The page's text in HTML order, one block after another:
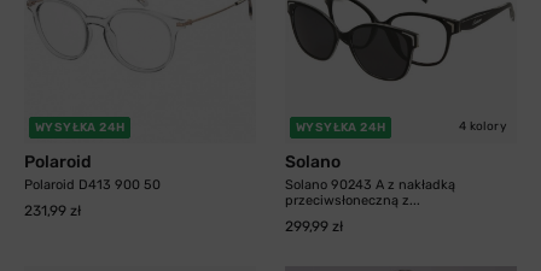
WYSYŁKA 24H
Polaroid
Polaroid D413 900 50
231,99 zł
WYSYŁKA 24H 4 kolory
Solano
Solano 90243 A z nakładką
przeciwsłoneczną z...
299,99 zł